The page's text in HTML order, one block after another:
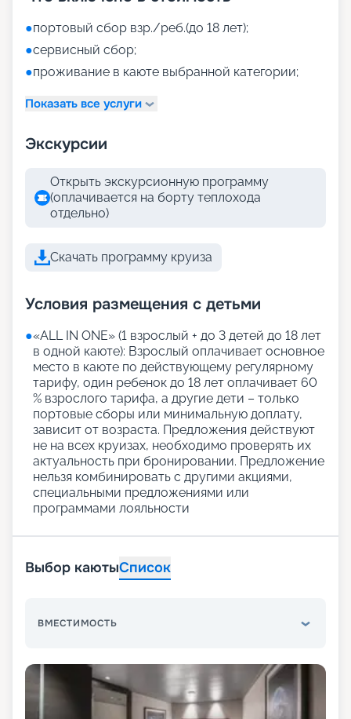
●портовый сбор взр./реб.(до 18 лет);
●сервисный сбор;
●проживание в каюте выбранной категории;
Показать все услуги
Экскурсии
Открыть экскурсионную программу
(оплачивается на борту теплохода
отдельно)
Скачать программу круиза
Условия размещения с детьми
●«АLL IN ONE» (1 взрослый + до 3 детей до 18 лет
в одной каюте): Взрослый оплачивает основное
место в каюте по действующему регулярному
тарифу, один ребенок до 18 лет оплачивает 60
% взрослого тарифа, а другие дети – только
портовые сборы или минимальную доплату,
зависит от возраста. Предложения действуют
не на всех круизах, необходимо проверять их
актуальность при бронировании. Предложение
нельзя комбинировать с другими акциями,
специальными предложениями или
программами лояльности
Выбор каютыСписок
ВМЕСТИМОСТЬ